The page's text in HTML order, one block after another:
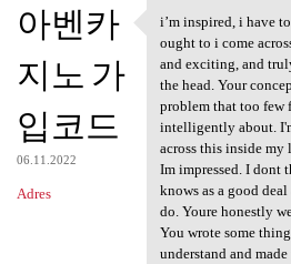
아벤카
지노 가
입코드
06.11.2022
Adres
i’m inspired, i
i’m inspired, i have
ought to i come
and exciting, and
the head. Your
problem that too few
intelligently about.
across this inside my
Im impressed. I dont
knows as a good
do. Youre honestly
You wrote some
understand and